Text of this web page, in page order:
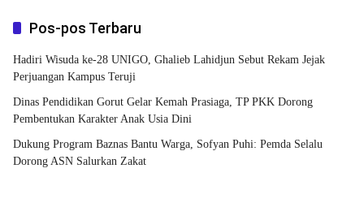
Pos-pos Terbaru
Hadiri Wisuda ke-28 UNIGO, Ghalieb Lahidjun Sebut Rekam Jejak
Perjuangan Kampus Teruji
Dinas Pendidikan Gorut Gelar Kemah Prasiaga, TP PKK Dorong
Pembentukan Karakter Anak Usia Dini
Dukung Program Baznas Bantu Warga, Sofyan Puhi: Pemda Selalu
Dorong ASN Salurkan Zakat